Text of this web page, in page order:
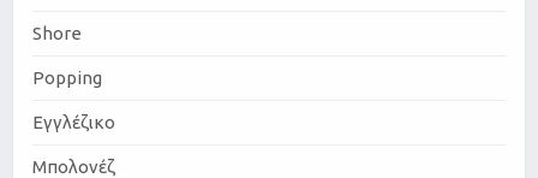
Shore
Popping
Εγγλέζικο
Μπολονέζ